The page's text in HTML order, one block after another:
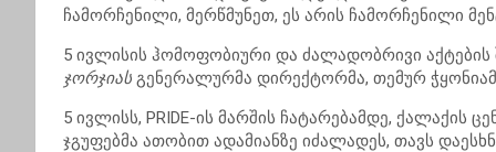
ჩამორჩენილი, მერწმუნეთ, ეს არის ჩამორჩენილი
5 ივლისის ჰომოფობიური და ძალადობრივი აქტების
ჯორჯიას გენერალურმა დირექტორმა, თემურ ჭყონიამ
5 ივლისს, PRIDE-ის მარშის ჩატარებამდე, ქალაქის
ჯგუფებმა ათობით ადამიანზე იძალადეს, თავს